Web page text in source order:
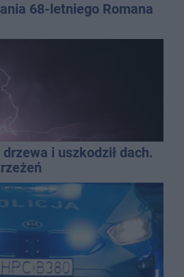
68-letniego Romana
drzewa i uszkodził dach.